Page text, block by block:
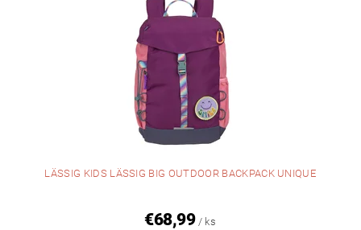
LÄSSIG KIDS LÄSSIG BIG OUTDOOR BACKPACK UNIQUE
€68,99 / ks